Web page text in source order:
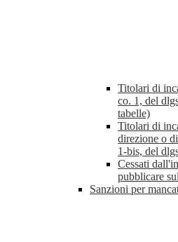
Titolari di
co. 1, del
tabelle)
Titolari di
direzione o
1-bis, del
Cessati
pubblicare
Sanzioni per